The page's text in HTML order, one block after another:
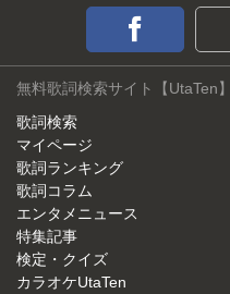
無料歌詞検索サイト【UtaTen】
歌詞検索
マイページ
歌詞ランキング
歌詞コラム
エンタメニュース
特集記事
検定・クイズ
カラオケUtaTen